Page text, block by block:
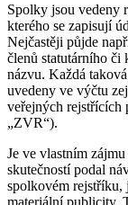
Spolky jsou vedeny
kterého se zapisují
Nejčastěji půjde
členů statutárního či
názvu. Každá
uvedeny ve výčtu
veřejných rejstřících
„ZVR“).
Je ve vlastním
skutečností podal
spolkovém rejstříku,
materiální publicity.